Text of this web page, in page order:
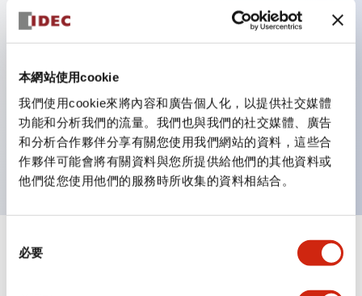
本網站使用cookie
我們使用cookie來將內容和廣告個人化，以提供社交媒體
功能和分析我們的流量。我們也與我們的社交媒體、廣告
和分析合作夥伴分享有關您使用我們網站的資料，這些合
作夥伴可能會將有關資料與您所提供給他們的其他資料或
他們從您使用他們的服務時所收集的資料相結合。
必要
操作面板的凹凸減少，呈現銳利感。
支援分離型／單板式
優秀的防水性能。保護結構IP65
按鈕開關、選擇開關、帶鎖選擇開關最多3c接點。
邊框顏色有黑色與金屬色兩種。
LED照明帶來明亮且清晰的照明面
規格 顯示全部 +